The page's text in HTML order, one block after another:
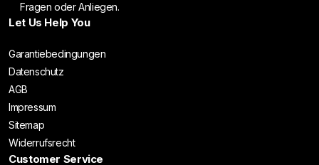
Fragen oder Anliegen.
Let Us Help You
Garantiebedingungen
Datenschutz
AGB
Impressum
Sitemap
Widerrufsrecht
Customer Service